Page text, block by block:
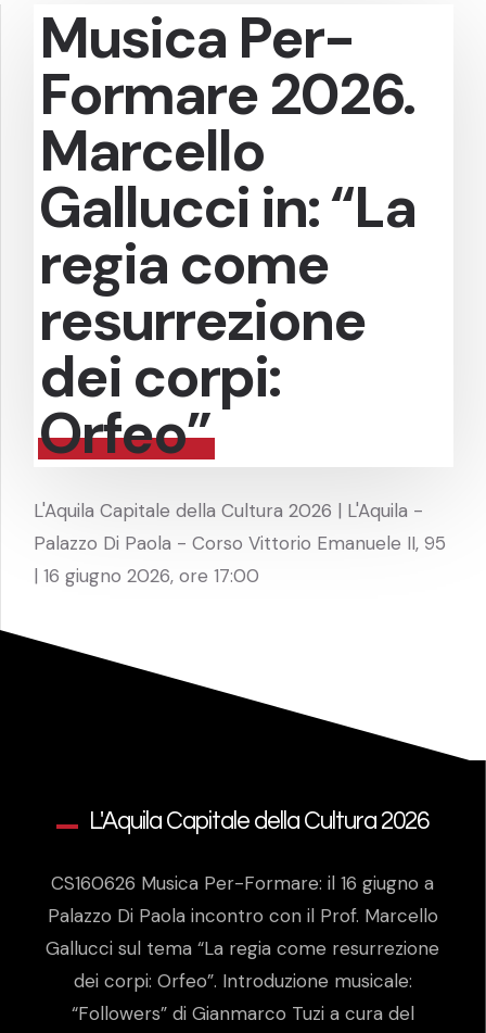
Musica Per-
Formare 2026.
Marcello
Gallucci in: “La
regia come
resurrezione
dei corpi:
Orfeo”
L'Aquila Capitale della Cultura 2026 | L'Aquila -
Palazzo Di Paola - Corso Vittorio Emanuele II, 95
| 16 giugno 2026, ore 17:00
L'Aquila Capitale della Cultura 2026
CS160626 Musica Per-Formare: il 16 giugno a
Palazzo Di Paola incontro con il Prof. Marcello
Gallucci sul tema “La regia come resurrezione
dei corpi: Orfeo”. Introduzione musicale:
“Followers” di Gianmarco Tuzi a cura del